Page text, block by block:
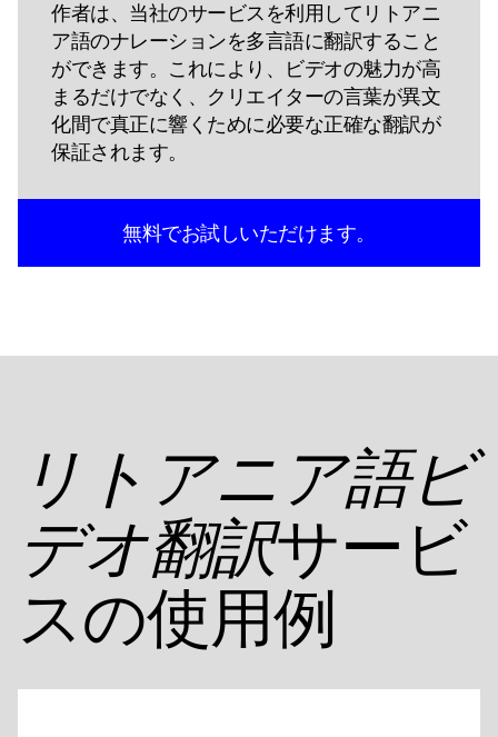
作者は、当社のサービスを利用してリトアニ
ア語のナレーションを多言語に翻訳すること
ができます。これにより、ビデオの魅力が高
まるだけでなく、クリエイターの言葉が異文
化間で真正に響くために必要な正確な翻訳が
保証されます。
無料でお試しいただけます。
リトアニア語ビ
デオ翻訳サービ
スの使用例